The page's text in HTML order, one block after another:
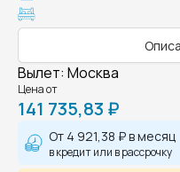
Вылет: Москва
Цена от
141 735,83 ₽
От 4 921,38 ₽в месяц
в кредит или в рассрочку